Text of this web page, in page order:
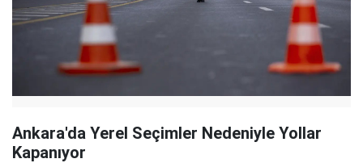
Ankara'da Yerel Seçimler Nedeniyle Yollar
Kapanıyor